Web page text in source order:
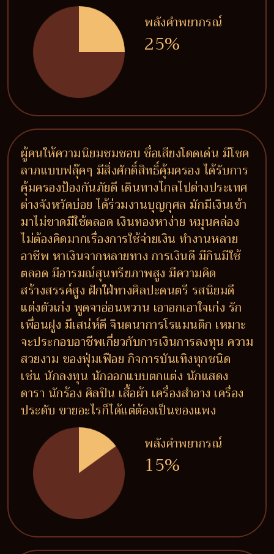
พลังคำพยากรณ์
25%
ผู้คนให้ความนิยมชมชอบ ชื่อเสียงโดดเด่น มีโชค
ลาภแบบฟลุ๊คๆ มีสิ่งศักดิ์สิทธิ์คุ้มครอง ได้รับการ
คุ้มครองป้องกันภัยดี เดินทางไกลไปต่างประเทศ
ต่างจังหวัดบ่อย ได้ร่วมงานบุญกุศล มักมีเงินเข้า
มาไม่ขาดมีใช้ตลอด เงินทองหาง่าย หมุนคล่อง
ไม่ต้องคิดมากเรื่องการใช้จ่ายเงิน ทำงานหลาย
อาชีพ หาเงินจากหลายทาง การเงินดี มีกินมีใช้
ตลอด มีอารมณ์สุนทรียภาพสูง มีความคิด
สร้างสรรค์สูง ฝักใฝ่ทางศิลปะดนตรี รสนิยมดี
แต่งตัวเก่ง พูดจาอ่อนหวาน เอาอกเอาใจเก่ง รัก
เพื่อนฝูง มีเสน่ห์ดี จินตนาการโรแมนติก เหมาะ
จะประกอบอาชีพเกี่ยวกับการเงินการลงทุน ความ
สวยงาม ของฟุ่มเฟือย กิจการบันเทิงทุกชนิด
เช่น นักลงทุน นักออกแบบตกแต่ง นักแสดง
ดารา นักร้อง ศิลปิน เสื้อผ้า เครื่องสำอาง เครื่อง
ประดับ ขายอะไรก็ได้แต่ต้องเป็นของแพง
พลังคำพยากรณ์
15%